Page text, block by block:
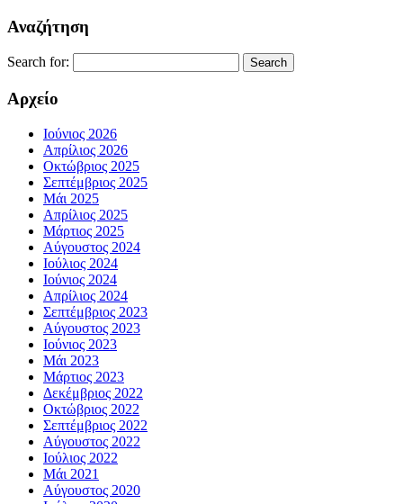
Αναζήτηση
Search for:
Αρχείο
Ιούνιος 2026
Απρίλιος 2026
Οκτώβριος 2025
Σεπτέμβριος 2025
Μάι 2025
Απρίλιος 2025
Μάρτιος 2025
Αύγουστος 2024
Ιούλιος 2024
Ιούνιος 2024
Απρίλιος 2024
Σεπτέμβριος 2023
Αύγουστος 2023
Ιούνιος 2023
Μάι 2023
Μάρτιος 2023
Δεκέμβριος 2022
Οκτώβριος 2022
Σεπτέμβριος 2022
Αύγουστος 2022
Ιούλιος 2022
Μάι 2021
Αύγουστος 2020